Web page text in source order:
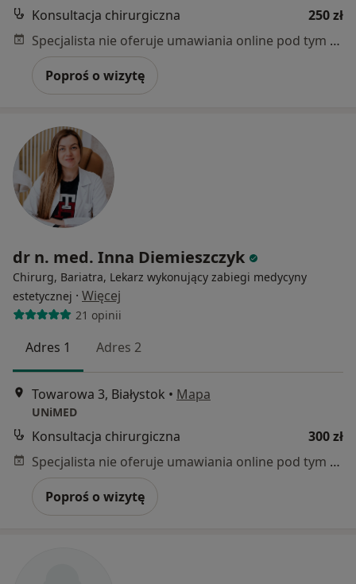
Konsultacja chirurgiczna
250 zł
Specjalista nie oferuje umawiania online pod tym adresem.
Poproś o wizytę
dr n. med. Inna Diemieszczyk
Chirurg, Bariatra, Lekarz wykonujący zabiegi medycyny
estetycznej · Więcej
21 opinii
Adres 1 Adres 2
Towarowa 3, Białystok • Mapa
UNiMED
Konsultacja chirurgiczna
300 zł
Specjalista nie oferuje umawiania online pod tym adresem.
Poproś o wizytę